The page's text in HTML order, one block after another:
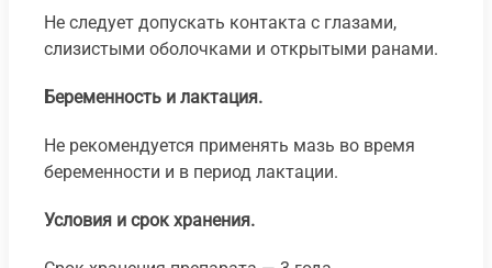
Не следует допускать контакта с глазами,
слизистыми оболочками и открытыми ранами.
Беременность и лактация.
Не рекомендуется применять мазь во время
беременности и в период лактации.
Условия и срок хранения.